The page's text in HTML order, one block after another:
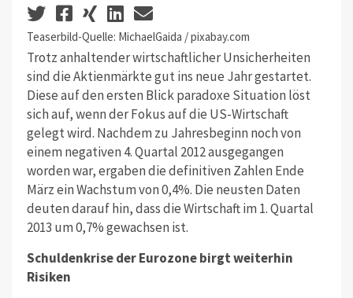
Teaserbild-Quelle: MichaelGaida / pixabay.com
Trotz anhaltender wirtschaftlicher Unsicherheiten
sind die Aktienmärkte gut ins neue Jahr gestartet.
Diese auf den ersten Blick paradoxe Situation löst
sich auf, wenn der Fokus auf die US-Wirtschaft
gelegt wird. Nachdem zu Jahresbeginn noch von
einem negativen 4. Quartal 2012 ausgegangen
worden war, ergaben die definitiven Zahlen Ende
März ein Wachstum von 0,4%. Die neusten Daten
deuten darauf hin, dass die Wirtschaft im 1. Quartal
2013 um 0,7% gewachsen ist.
Schuldenkrise der Eurozone birgt weiterhin
Risiken